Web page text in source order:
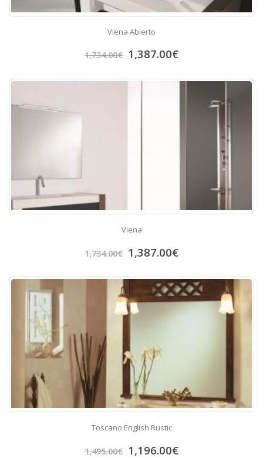
Viena Abierto
1,734.00€ 1,387.00€
Viena
1,734.00€ 1,387.00€
Toscano English Rustic
1,495.00€ 1,196.00€